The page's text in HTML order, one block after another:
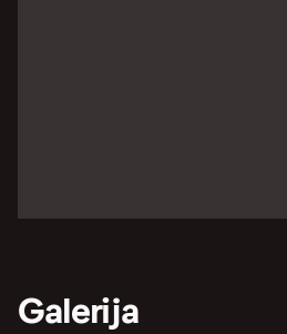
Galerija